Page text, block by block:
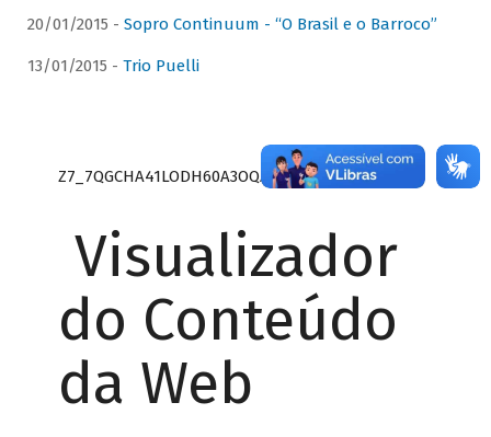
20/01/2015 - Sopro Continuum - “O Brasil e o Barroco”
13/01/2015 - Trio Puelli
Z7_7QGCHA41LODH60A3OQA8RN1415
Visualizador
do Conteúdo
da Web